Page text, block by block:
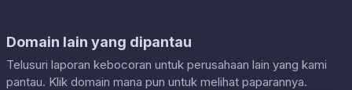
Domain lain yang dipantau
Telusuri laporan kebocoran untuk perusahaan lain yang kami
pantau. Klik domain mana pun untuk melihat paparannya.